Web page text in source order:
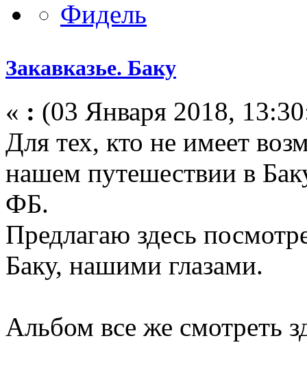
Закавказье. Баку
« : (03 Января 2018,
Для тех, кто не имеет
нашем путешествии в
ФБ.
Предлагаю здесь
Баку, нашими глазами.
Альбом все же смотреть